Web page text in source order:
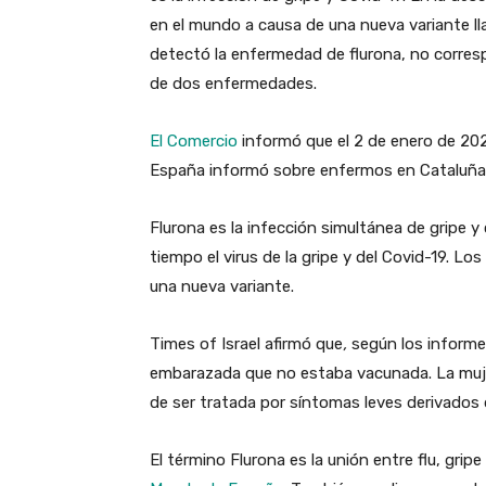
en el mundo a causa de una nueva variante
detectó la enfermedad de flurona, no
de dos enfermedades.
El Comercio informó que el 2 de enero de
España informó sobre enfermos en
Flurona es la infección simultánea de gripe y
tiempo el virus de la gripe y del Covid-19.
una nueva variante.
Times of Israel afirmó que, según los
embarazada que no estaba vacunada. La
de ser tratada por síntomas leves
El término Flurona es la unión entre flu,